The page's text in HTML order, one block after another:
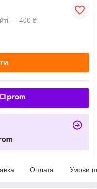
— 400 ₴
Оплата Умови